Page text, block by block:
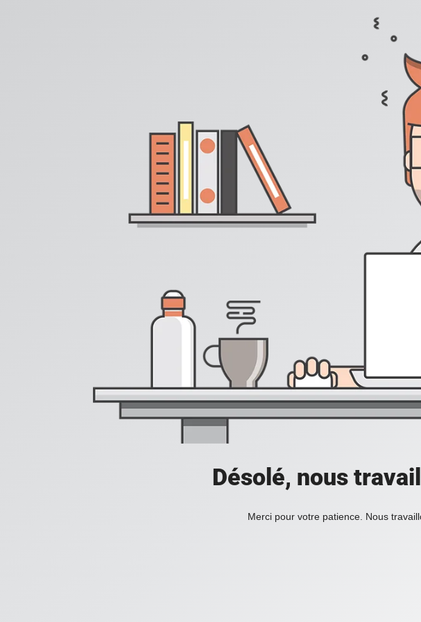
Désolé, nous
Merci pour votre patience. Nous